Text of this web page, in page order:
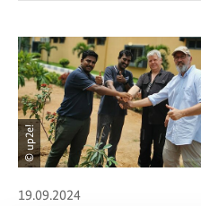
© up2e!
19.09.2024